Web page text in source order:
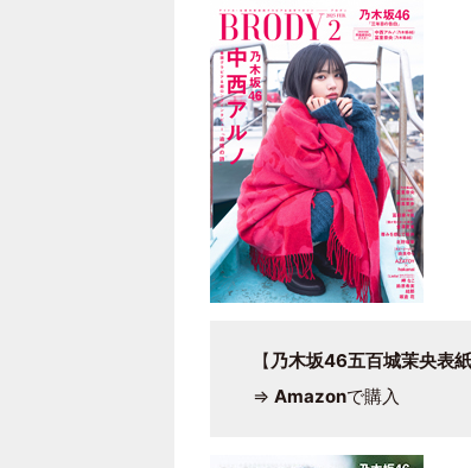
【乃木坂46五百城茉央表
⇒ Amazonで購入